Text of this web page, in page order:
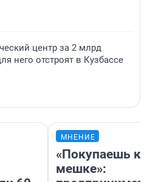
центр за 2 млрд
него отстроят в Кузбассе
МНЕНИЕ
«Покупаешь
мешке»: